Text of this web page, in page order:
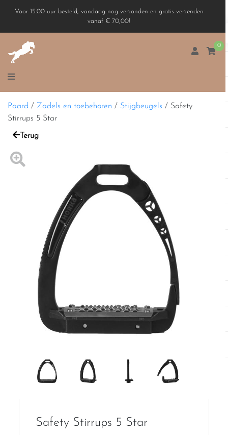
Voor 15.00 uur besteld, vandaag nog verzonden en gratis verzenden
vanaf € 70,00!
0
Paard / Zadels en toebehoren / Stijgbeugels / Safety
Stirrups 5 Star
Terug
Safety Stirrups 5 Star